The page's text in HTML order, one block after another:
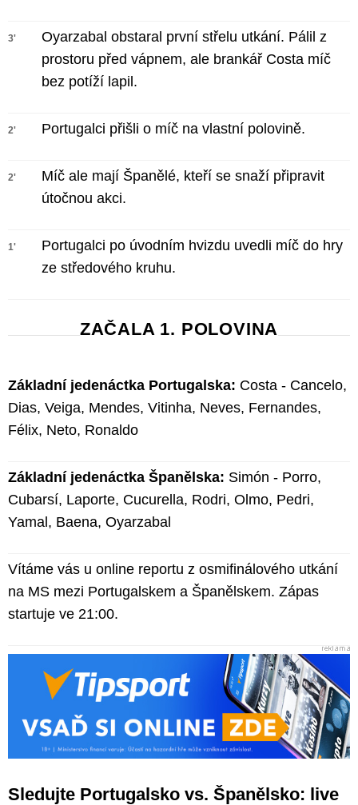
3'
Oyarzabal obstaral první střelu utkání. Pálil z
prostoru před vápnem, ale brankář Costa míč
bez potíží lapil.
2' Portugalci přišli o míč na vlastní polovině.
2'
Míč ale mají Španělé, kteří se snaží připravit
útočnou akci.
1'
Portugalci po úvodním hvizdu uvedli míč do hry
ze středového kruhu.
ZAČALA 1. POLOVINA
Základní jedenáctka Portugalska: Costa - Cancelo,
Dias, Veiga, Mendes, Vitinha, Neves, Fernandes,
Félix, Neto, Ronaldo
Základní jedenáctka Španělska: Simón - Porro,
Cubarsí, Laporte, Cucurella, Rodri, Olmo, Pedri,
Yamal, Baena, Oyarzabal
Vítáme vás u online reportu z osmifinálového utkání
na MS mezi Portugalskem a Španělskem. Zápas
startuje ve 21:00.
Sledujte Portugalsko vs. Španělsko: live